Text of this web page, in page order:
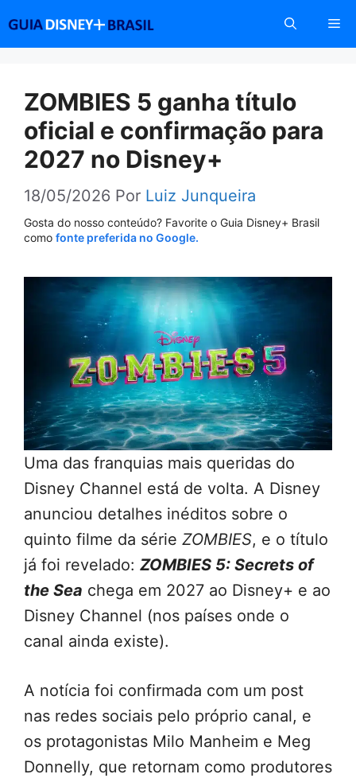
conteúdo
ZOMBIES 5 ganha título
oficial e confirmação para
2027 no Disney+
18/05/2026 Por Luiz Junqueira
Gosta do nosso conteúdo? Favorite o Guia Disney+ Brasil
como fonte preferida no Google.
Uma das franquias mais queridas do
Disney Channel está de volta. A Disney
anunciou detalhes inéditos sobre o
quinto filme da série ZOMBIES, e o título
já foi revelado: ZOMBIES 5: Secrets of
the Sea chega em 2027 ao Disney+ e ao
Disney Channel (nos países onde o
canal ainda existe).
A notícia foi confirmada com um post
nas redes sociais pelo próprio canal, e
os protagonistas Milo Manheim e Meg
Donnelly, que retornam como produtores